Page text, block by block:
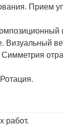
Прием
Визуальный
работ.